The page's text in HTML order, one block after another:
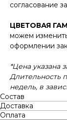
согласование
ЦВЕТОВАЯ
можем
оформлении
*Цена указана
Длительность
недель, в
Состав
Доставка
Оплата